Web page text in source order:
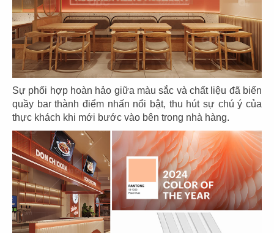
Sự phối hợp hoàn hảo giữa màu sắc và chất liệu đã biến
quầy bar thành điểm nhấn nổi bật, thu hút sự chú ý của
thực khách khi mới bước vào bên trong nhà hàng.
17
DRAGON HOTPOT
CN Cao Thắng
18
DRAGON HOTPOT
CN Vincom Q9
19
DRAGON HOTPOT
CN Landmark 81
20
DRAGON HOTPOT
CN Trần Quang Khải